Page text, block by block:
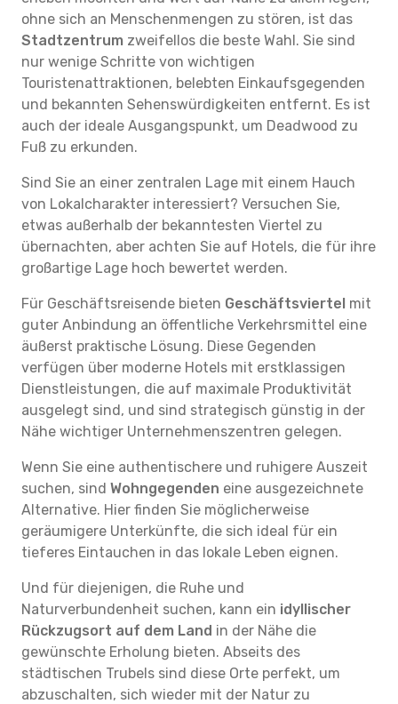
ohne sich an Menschenmengen zu stören, ist das
Stadtzentrum zweifellos die beste Wahl. Sie sind
nur wenige Schritte von wichtigen
Touristenattraktionen, belebten Einkaufsgegenden
und bekannten Sehenswürdigkeiten entfernt. Es ist
auch der ideale Ausgangspunkt, um Deadwood zu
Fuß zu erkunden.
Sind Sie an einer zentralen Lage mit einem Hauch
von Lokalcharakter interessiert? Versuchen Sie,
etwas außerhalb der bekanntesten Viertel zu
übernachten, aber achten Sie auf Hotels, die für ihre
großartige Lage hoch bewertet werden.
Für Geschäftsreisende bieten Geschäftsviertel mit
guter Anbindung an öffentliche Verkehrsmittel eine
äußerst praktische Lösung. Diese Gegenden
verfügen über moderne Hotels mit erstklassigen
Dienstleistungen, die auf maximale Produktivität
ausgelegt sind, und sind strategisch günstig in der
Nähe wichtiger Unternehmenszentren gelegen.
Wenn Sie eine authentischere und ruhigere Auszeit
suchen, sind Wohngegenden eine ausgezeichnete
Alternative. Hier finden Sie möglicherweise
geräumigere Unterkünfte, die sich ideal für ein
tieferes Eintauchen in das lokale Leben eignen.
Und für diejenigen, die Ruhe und
Naturverbundenheit suchen, kann ein idyllischer
Rückzugsort auf dem Land in der Nähe die
gewünschte Erholung bieten. Abseits des
städtischen Trubels sind diese Orte perfekt, um
abzuschalten, sich wieder mit der Natur zu